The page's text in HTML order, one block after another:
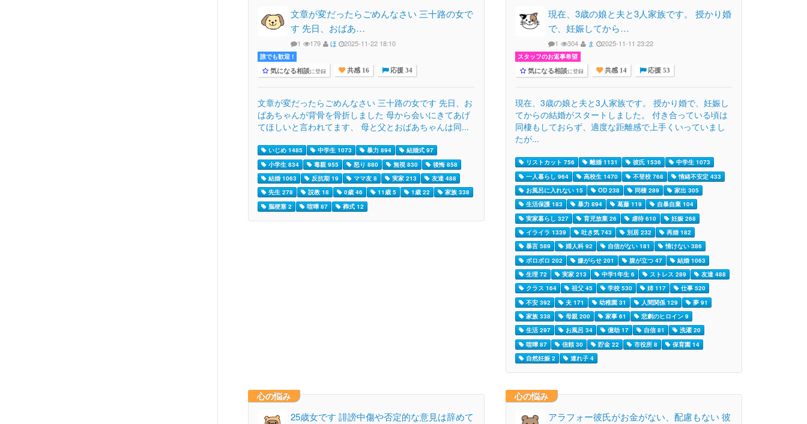
文章が変だったらごめんなさい 三十路の女で
す 先日、おばあ…
1 179 ほ 2025-11-22 18:10
誰でも歓迎 !
気になる相談に登録 共感 16 応援 34
文章が変だったらごめんなさい 三十路の女です 先日、お
ばあちゃんが背骨を骨折しました 母から会いにきてあげ
てほしいと言われてます、 母と父とおばあちゃんは同...
いじめ 1485 中学生 1073 暴力 894
結婚式 97
小学生 834
毒親 955 怒り 880 無視 830
後悔 858
結婚 1063
反抗期 19 ママ友 8 実家 213
友達 488
先生 278
説教 18 0歳 46 11歳 5 1歳 22
家族 338
脳梗塞 2
喧嘩 87 葬式 12
現在、3歳の娘と夫と3人家族です。 授かり婚
で、妊娠してから…
1 304 ま 2025-11-11 23:22
スタッフのお返事希望
気になる相談に登録 共感 14 応援 53
現在、3歳の娘と夫と3人家族です。 授かり婚で、妊娠し
てからの結婚がスタートしました。 付き合っている頃は
同棲もしておらず、適度な距離感で上手くいっていまし
たが...
リストカット 756 離婚 1131 彼氏 1536
中学生 1073
一人暮らし 964
高校生 1470 不登校 768
情緒不安定 433
お風呂に入れない 15
OD 238 同棲 289
家出 305
生活保護 183
暴力 894 葛藤 119
自暴自棄 104
実家暮らし 327
育児放棄 26 虐待 610
妊娠 268
イライラ 1339
吐き気 743 別居 232
再婚 182
暴言 589
婦人科 92 自信がない 181
情けない 386
ボロボロ 202
嫌がらせ 201 腹が立つ 47
結婚 1063
生理 72
実家 213 中学1年生 6 ストレス 289
友達 488
クラス 164
祖父 45 学校 530 姉 117
仕事 520
不安 392
夫 171 幼稚園 31 人間関係 129
夢 91
家族 338
母親 200 家事 61
悲劇のヒロイン 9
生活 297
お風呂 34 億劫 17 自信 81
洗濯 20
喧嘩 87
信頼 30 貯金 22 市役所 8
保育園 14
自然妊娠 2
連れ子 4
心の悩み
25歳女です 誹謗中傷や否定的な意見は辞めて
心の悩み
アラフォー彼氏がお金がない、配慮もない 彼